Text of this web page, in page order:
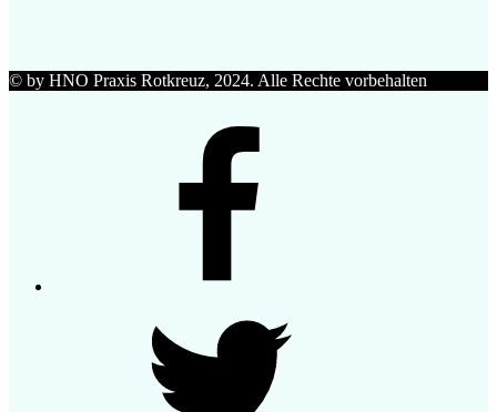
© by HNO Praxis Rotkreuz, 2024. Alle Rechte vorbehalten